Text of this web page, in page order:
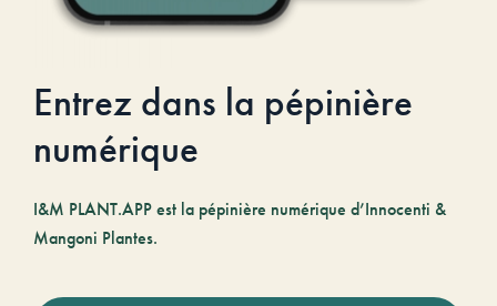
Entrez dans la pépinière
numérique
I&M PLANT.APP est la pépinière numérique d’Innocenti &
Mangoni Plantes.